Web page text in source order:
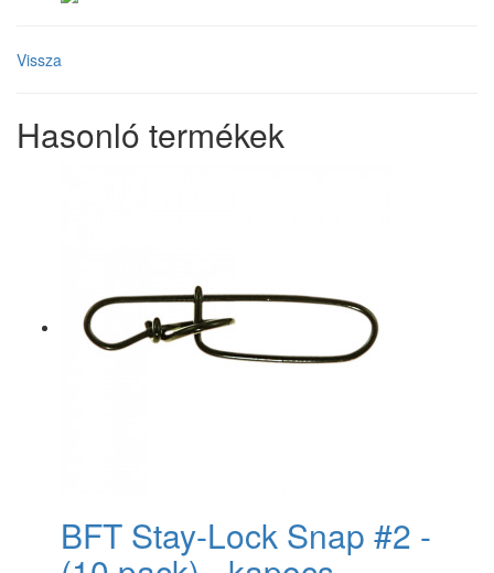
Vissza
Hasonló termékek
BFT Stay-Lock Snap #2 -